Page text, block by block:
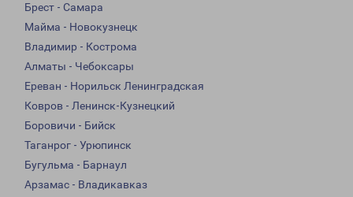
Брест - Самара
Майма - Новокузнецк
Владимир - Кострома
Алматы - Чебоксары
Ереван - Норильск Ленинградская
Ковров - Ленинск-Кузнецкий
Боровичи - Бийск
Таганрог - Урюпинск
Бугульма - Барнаул
Арзамас - Владикавказ